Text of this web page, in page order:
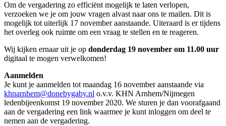
Om de vergadering zo efficiënt mogelijk te laten verlopen,
verzoeken we je om jouw vragen alvast naar ons te mailen. Dit is
mogelijk tot uiterlijk 17 november aanstaande. Uiteraard is er tijdens
het overleg ook ruimte om een vraag te stellen en te reageren.
Wij kijken ernaar uit je op donderdag 19 november om 11.00 uur
digitaal te mogen verwelkomen!
Aanmelden
Je kunt je aanmelden tot maandag 16 november aanstaande via
khnarnhem@donebygaby.nl o.v.v. KHN Arnhem/Nijmegen
ledenbijeenkomst 19 november 2020. We sturen je dan voorafgaand
aan de vergadering een link waarmee je kunt inloggen om deel te
nemen aan de vergadering.